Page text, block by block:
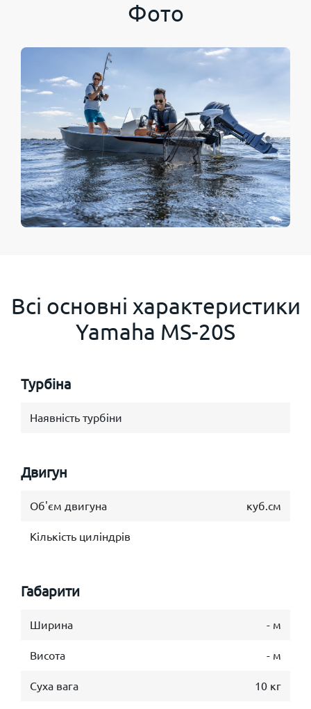
Фото
Всі основні характеристики
Yamaha MS-20S
Турбіна
Наявність турбіни
Двигун
Об'єм двигуна куб.см
Кількість циліндрів
Габарити
Ширина - м
Висота - м
Суха вага 10 кг